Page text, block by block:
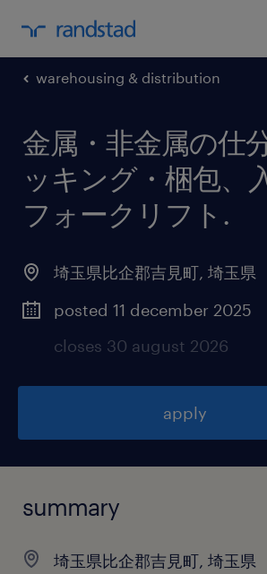
warehousing & distribution
金属・非金属の仕
ッキング・梱包、
フォークリフト .
埼玉県比企郡吉見町, 埼玉県
posted 11 december 2025
closes 30 august 2026
apply
summary
埼玉県比企郡吉見町, 埼玉県